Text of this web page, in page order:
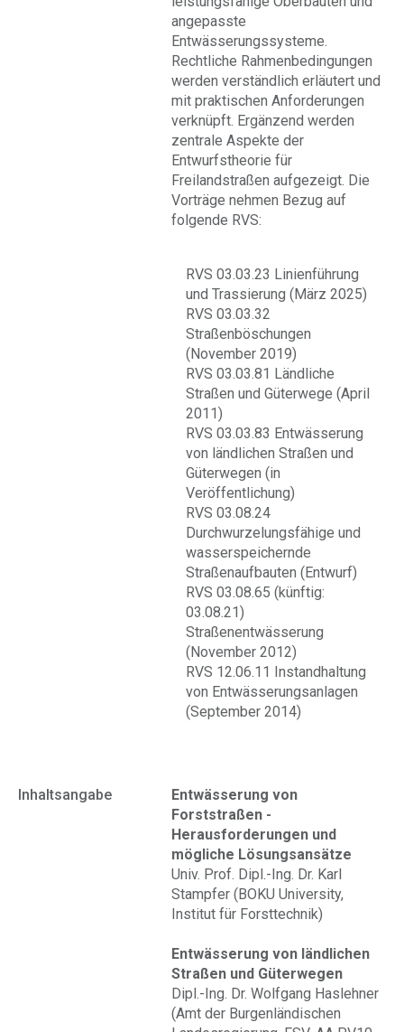
angepasste
Entwässerungssysteme.
Rechtliche Rahmenbedingungen
werden verständlich erläutert und
mit praktischen Anforderungen
verknüpft. Ergänzend werden
zentrale Aspekte der
Entwurfstheorie für
Freilandstraßen aufgezeigt. Die
Vorträge nehmen Bezug auf
folgende RVS:
RVS 03.03.23 Linienführung
und Trassierung (März 2025)
RVS 03.03.32
Straßenböschungen
(November 2019)
RVS 03.03.81 Ländliche
Straßen und Güterwege (April
2011)
RVS 03.03.83 Entwässerung
von ländlichen Straßen und
Güterwegen (in
Veröffentlichung)
RVS 03.08.24
Durchwurzelungsfähige und
wasserspeichernde
Straßenaufbauten (Entwurf)
RVS 03.08.65 (künftig:
03.08.21)
Straßenentwässerung
(November 2012)
RVS 12.06.11 Instandhaltung
von Entwässerungsanlagen
(September 2014)
Inhaltsangabe
Entwässerung von
Forststraßen -
Herausforderungen und
mögliche Lösungsansätze
Univ. Prof. Dipl.-Ing. Dr. Karl
Stampfer (BOKU University,
Institut für Forsttechnik)
Entwässerung von ländlichen
Straßen und Güterwegen
Dipl.-Ing. Dr. Wolfgang Haslehner
(Amt der Burgenländischen